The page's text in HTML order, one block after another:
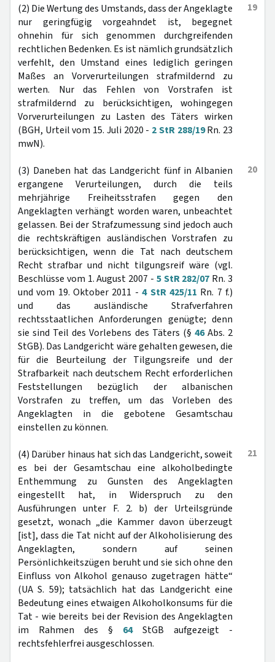
19
(2) Die Wertung des Umstands, dass der Angeklagte
nur geringfügig vorgeahndet ist, begegnet
ohnehin für sich genommen durchgreifenden
rechtlichen Bedenken. Es ist nämlich grundsätzlich
verfehlt, den Umstand eines lediglich geringen
Maßes an Vorverurteilungen strafmildernd zu
werten. Nur das Fehlen von Vorstrafen ist
strafmildernd zu berücksichtigen, wohingegen
Vorverurteilungen zu Lasten des Täters wirken
(BGH, Urteil vom 15. Juli 2020 - 2 StR 288/19Rn. 23
mwN).
20
(3) Daneben hat das Landgericht fünf in Albanien
ergangene Verurteilungen, durch die teils
mehrjährige Freiheitsstrafen gegen den
Angeklagten verhängt worden waren, unbeachtet
gelassen. Bei der Strafzumessung sind jedoch auch
die rechtskräftigen ausländischen Vorstrafen zu
berücksichtigen, wenn die Tat nach deutschem
Recht strafbar und nicht tilgungsreif wäre (vgl.
Beschlüsse vom 1. August 2007 - 5 StR 282/07 Rn. 3
und vom 19. Oktober 2011 -4 StR 425/11 Rn. 7 f.)
und das ausländische Strafverfahren
rechtsstaatlichen Anforderungen genügte; denn
sie sind Teil des Vorlebens des Täters (§ 46Abs. 2
StGB). Das Landgericht wäre gehalten gewesen, die
für die Beurteilung der Tilgungsreife und der
Strafbarkeit nach deutschem Recht erforderlichen
Feststellungen bezüglich der albanischen
Vorstrafen zu treffen, um das Vorleben des
Angeklagten in die gebotene Gesamtschau
einstellen zu können.
21
(4) Darüber hinaus hat sich das Landgericht, soweit
es bei der Gesamtschau eine alkoholbedingte
Enthemmung zu Gunsten des Angeklagten
eingestellt hat, in Widerspruch zu den
Ausführungen unter F. 2. b) der Urteilsgründe
gesetzt, wonach „die Kammer davon überzeugt
[ist], dass die Tat nicht auf der Alkoholisierung des
Angeklagten, sondern auf seinen
Persönlichkeitszügen beruht und sie sich ohne den
Einfluss von Alkohol genauso zugetragen hätte“
(UA S. 59); tatsächlich hat das Landgericht eine
Bedeutung eines etwaigen Alkoholkonsums für die
Tat - wie bereits bei der Revision des Angeklagten
im Rahmen des § 64StGB aufgezeigt -
rechtsfehlerfrei ausgeschlossen.